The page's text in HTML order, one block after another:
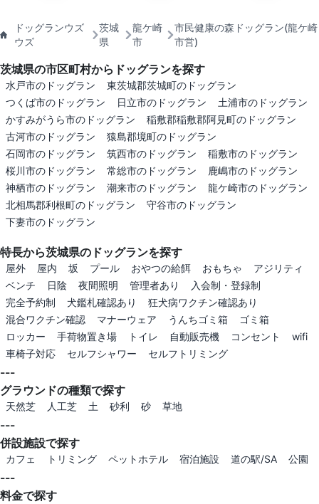
ドッグランウズ
ウズ
茨城
県
龍ケ崎
市
市民健康の森ドッグラン(龍ケ崎
市営)
茨城県の市区町村からドッグランを探す
水戸市のドッグラン
東茨城郡茨城町のドッグラン
つくば市のドッグラン
日立市のドッグラン
土浦市のドッグラン
かすみがうら市のドッグラン
稲敷郡稲敷郡阿見町のドッグラン
古河市のドッグラン
猿島郡境町のドッグラン
石岡市のドッグラン
筑西市のドッグラン
稲敷市のドッグラン
桜川市のドッグラン
常総市のドッグラン
鹿嶋市のドッグラン
神栖市のドッグラン
潮来市のドッグラン
龍ケ崎市のドッグラン
北相馬郡利根町のドッグラン
守谷市のドッグラン
下妻市のドッグラン
特長から茨城県のドッグランを探す
屋外 屋内 坂 プール おやつの給餌 おもちゃ
アジリティ
ベンチ
日陰 夜間照明 管理者あり
入会制・登録制
完全予約制
犬鑑札確認あり
狂犬病ワクチン確認あり
混合ワクチン確認
マナーウェア うんちゴミ箱
ゴミ箱
ロッカー
手荷物置き場 トイレ 自動販売機 コンセント
wifi
車椅子対応
セルフシャワー セルフトリミング
---
グラウンドの種類で探す
天然芝 人工芝 土 砂利 砂 草地
---
併設施設で探す
カフェ トリミング ペットホテル 宿泊施設 道の駅/SA 公園
---
料金で探す